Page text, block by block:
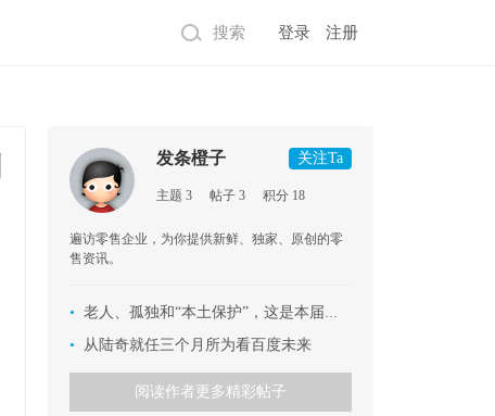
登录 注册
搜索
发条橙子 关注Ta
主题 3 帖子 3 积分 18
遍访零售企业，为你提供新鲜、独家、原创的零
售资讯。
• 老人、孤独和“本土保护”，这是本届香港电影金像奖的基调
•
从陆奇就任三个月所为看百度未来
阅读作者更多精彩帖子